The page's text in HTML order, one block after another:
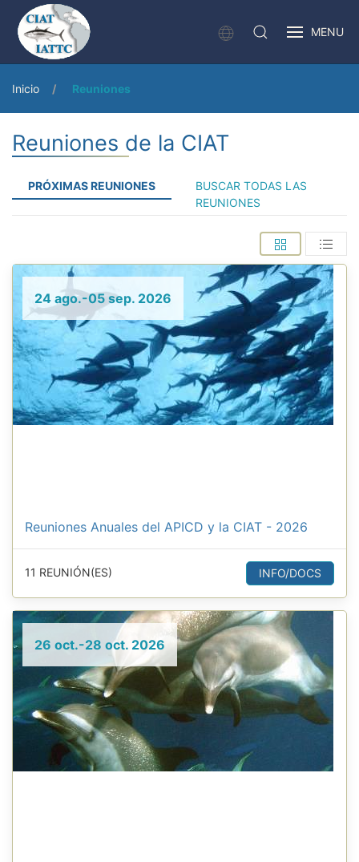
MENU
Inicio Reuniones
Reuniones de la CIAT
PRÓXIMAS REUNIONES
BUSCAR TODAS LAS
REUNIONES
24 ago.-05 sep. 2026
Reuniones Anuales del APICD y la CIAT - 2026
11 REUNIÓN(ES) INFO/DOCS
26 oct.-28 oct. 2026